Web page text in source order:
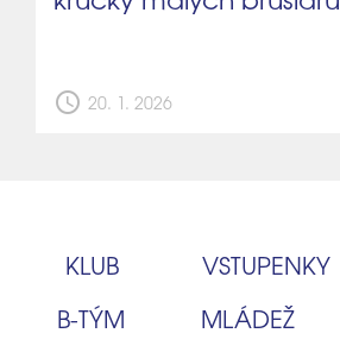
schedule 20. 1. 2026
KLUB VSTUPENKY
B‑TÝM
MLÁDEŽ